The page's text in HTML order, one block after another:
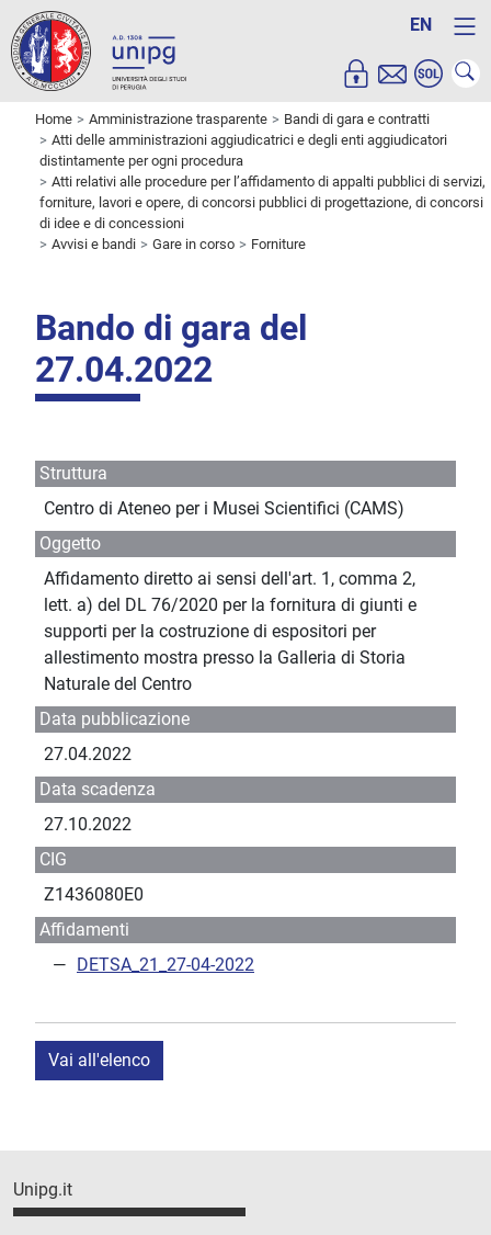
EN
Home Amministrazione trasparente
Bandi di gara e contratti
Atti delle amministrazioni aggiudicatrici e degli enti aggiudicatori
distintamente per ogni procedura
Atti relativi alle procedure per l’affidamento di appalti pubblici di servizi,
forniture, lavori e opere, di concorsi pubblici di progettazione, di concorsi
di idee e di concessioni
Avvisi e bandi
Gare in corso Forniture
Bando di gara del
27.04.2022
Struttura
Centro di Ateneo per i Musei Scientifici (CAMS)
Oggetto
Affidamento diretto ai sensi dell'art. 1, comma 2,
lett. a) del DL 76/2020 per la fornitura di giunti e
supporti per la costruzione di espositori per
allestimento mostra presso la Galleria di Storia
Naturale del Centro
Data pubblicazione
27.04.2022
Data scadenza
27.10.2022
CIG
Z1436080E0
Affidamenti
DETSA_21_27-04-2022
Vai all'elenco
Unipg.it